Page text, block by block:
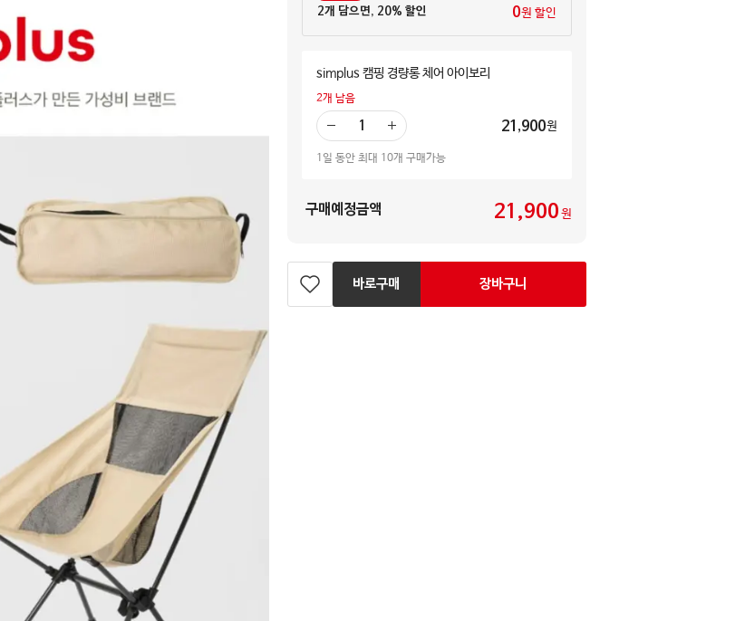
2개 담으면, 20% 할인 0원 할인
simplus 캠핑 경량롱 체어 아이보리
2개 남음
기
더
하
기
21,900원
1일 동안 최대 10개 구매가능
구매예정금액 21,900 원
바로구매 장바구니